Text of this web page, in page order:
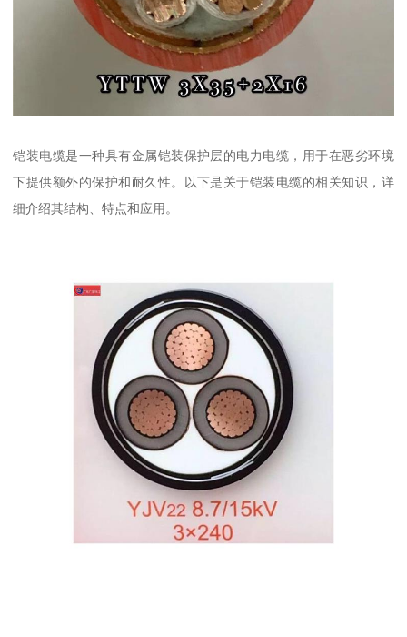
铠装电缆是一种具有金属铠装保护层的电力电缆，用于在恶劣环境
下提供额外的保护和耐久性。以下是关于铠装电缆的相关知识，详
细介绍其结构、特点和应用。